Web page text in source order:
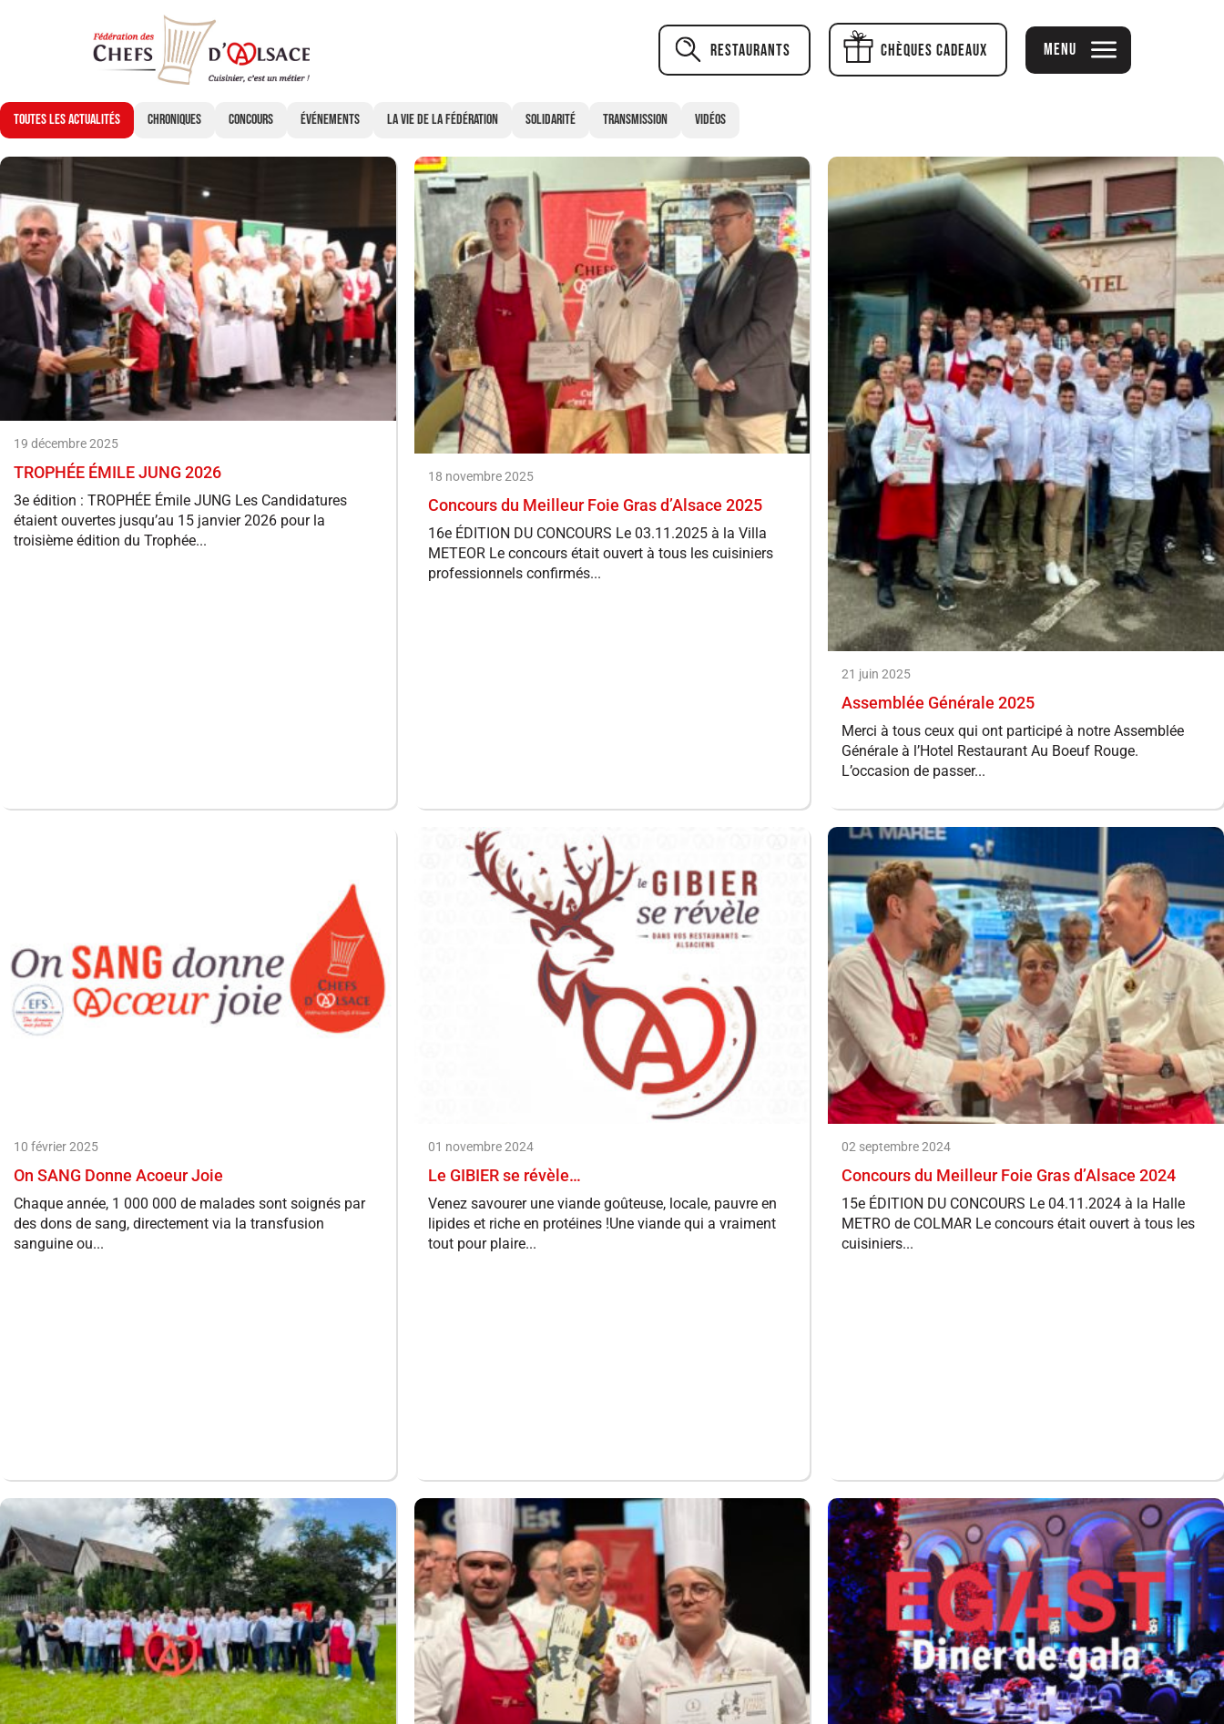
Restaurants Chèques cadeaux Menu
STIPPICH
Toutes les actualités Chroniques Concours Événements La vie de la Fédération Solidarité Transmission Vidéos
19 décembre 2025
TROPHÉE ÉMILE JUNG 2026
3e édition : TROPHÉE Émile JUNG Les Candidatures
étaient ouvertes jusqu’au 15 janvier 2026 pour la
troisième édition du Trophée...
18 novembre 2025
Concours du Meilleur Foie Gras d’Alsace 2025
16e ÉDITION DU CONCOURS Le 03.11.2025 à la Villa
METEOR Le concours était ouvert à tous les cuisiniers
professionnels confirmés...
21 juin 2025
Assemblée Générale 2025
Merci à tous ceux qui ont participé à notre Assemblée
Générale à l’Hotel Restaurant Au Boeuf Rouge.
L’occasion de passer...
10 février 2025
On SANG Donne Acoeur Joie
Chaque année, 1 000 000 de malades sont soignés par
des dons de sang, directement via la transfusion
sanguine ou...
01 novembre 2024
Le GIBIER se révèle…
Venez savourer une viande goûteuse, locale, pauvre en
lipides et riche en protéines !Une viande qui a vraiment
tout pour plaire...
02 septembre 2024
Concours du Meilleur Foie Gras d’Alsace 2024
15e ÉDITION DU CONCOURS Le 04.11.2024 à la Halle
METRO de COLMAR Le concours était ouvert à tous les
cuisiniers...